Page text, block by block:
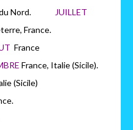
du Nord.
JUILLET
Angleterre, France.
France
France, Italie (Sicile).
(Sicile)
France.